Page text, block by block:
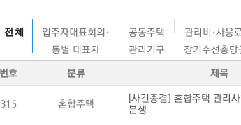
전 체
입주자대표회의·
동별 대표자
공동주택
관리기구
관리비·사용
장기수선충당
호 분류 제목
315 혼합주택
[사건종결] 혼합주택 관리
분쟁